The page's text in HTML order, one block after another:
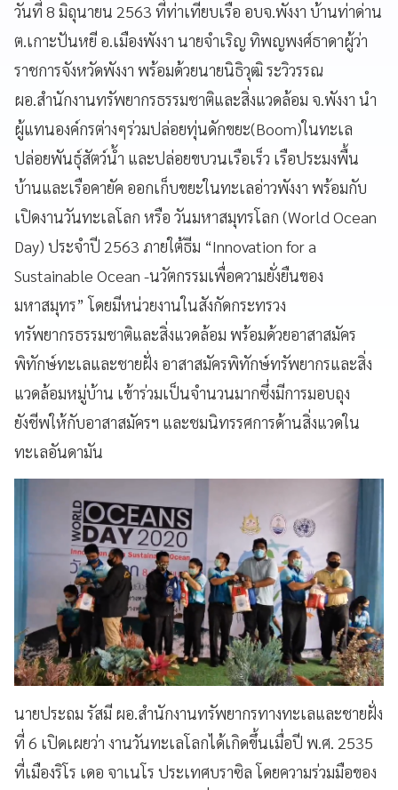
วันที่ 8 มิถุนายน 2563 ที่ท่าเทียบเรือ อบจ.พังงา บ้านท่าด่าน
ต.เกาะปันหยี อ.เมืองพังงา นายจำเริญ ทิพญพงศ์ธาดาผู้ว่า
ราชการจังหวัดพังงา พร้อมด้วยนายนิธิวุฒิ ระวิวรรณ
ผอ.สำนักงานทรัพยากรธรรมชาติและสิ่งแวดล้อม จ.พังงา นำ
ผู้แทนองค์กรต่างๆร่วมปล่อยทุ่นดักขยะ(Boom)ในทะเล
ปล่อยพันธุ์สัตว์น้ำ และปล่อยขบวนเรือเร็ว เรือประมงพื้น
บ้านและเรือคายัค ออกเก็บขยะในทะเลอ่าวพังงา พร้อมกับ
เปิดงานวันทะเลโลก หรือ วันมหาสมุทรโลก (World Ocean
Day) ประจำปี 2563 ภายใต้ธีม “Innovation for a
Sustainable Ocean -นวัตกรรมเพื่อความยั่งยืนของ
มหาสมุทร” โดยมีหน่วยงานในสังกัดกระทรวง
ทรัพยากรธรรมชาติและสิ่งแวดล้อม พร้อมด้วยอาสาสมัคร
พิทักษ์ทะเลและชายฝั่ง อาสาสมัครพิทักษ์ทรัพยากรและสิ่ง
แวดล้อมหมู่บ้าน เข้าร่วมเป็นจำนวนมากซึ่งมีการมอบถุง
ยังชีพให้กับอาสาสมัครฯ และชมนิทรรศการด้านสิ่งแวดใน
ทะเลอันดามัน
นายประถม รัสมี ผอ.สำนักงานทรัพยากรทางทะเลและชายฝั่ง
ที่ 6 เปิดเผยว่า งานวันทะเลโลกได้เกิดขึ้นเมื่อปี พ.ศ. 2535
ที่เมืองริโร เดอ จาเนโร ประเทศบราซิล โดยความร่วมมือของ